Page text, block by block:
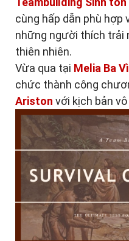
cùng hấp dẫn phù hợp
những người thích trải
thiên nhiên.
Vừa qua tại Melia Ba
chức thành công
Ariston với kịch bản